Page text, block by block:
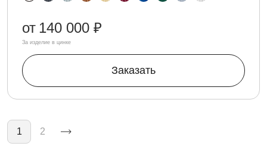
от 140 000 ₽
За изделие в цинке
Заказать
Нумерация страниц
1 2